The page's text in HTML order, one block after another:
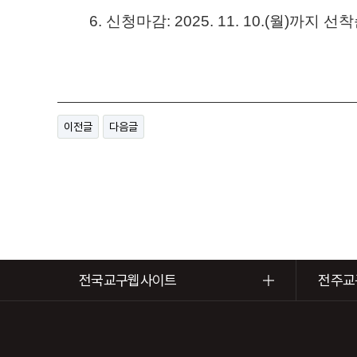
6. 신청마감: 2025. 11. 10.(월)까지 선착
이전글 다음글
전국교구웹사이트 전주